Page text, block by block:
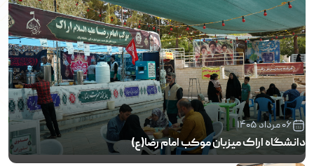
06 مرداد 1405
دانشگاه اراک میزبان موکب امام رضا(ع)